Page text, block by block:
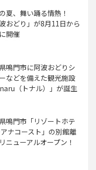
夏、舞い踊る情熱！
波おどり」が8月11日から
開催
鳴門市に阿波おどりシ
などを備えた観光施設
（トナル）」が誕生
鳴門市「リゾートホテ
ナコースト」の別館離
ニューアルオープン！